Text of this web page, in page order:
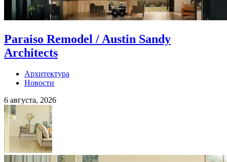
Paraiso Remodel / Austin Sandy
Architects
Архитектура
Новости
6 августа, 2026